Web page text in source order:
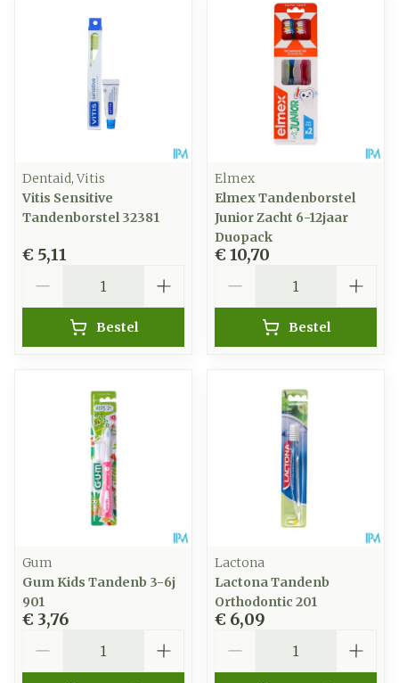
Dentaid, Vitis
Vitis Sensitive
Tandenborstel 32381
€ 5,11
Bestel
Elmex
Elmex Tandenborstel
Junior Zacht 6-12jaar
Duopack
€ 10,70
Bestel
Gum
Gum Kids Tandenb 3-6j
901
€ 3,76
Lactona
Lactona Tandenb
Orthodontic 201
€ 6,09